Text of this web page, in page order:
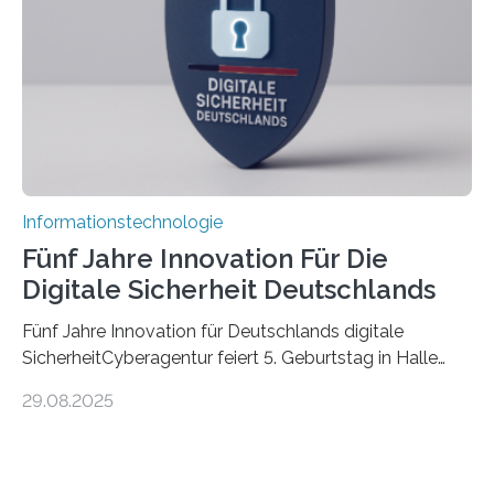
die mittels Sensoren ihre Umgebung erfassen,
Informationen verarbeiten und häufig auch mit…
Informationstechnologie
Fünf Jahre Innovation Für Die
Digitale Sicherheit Deutschlands
Fünf Jahre Innovation für Deutschlands digitale
SicherheitCyberagentur feiert 5. Geburtstag in Halle
ErfolgeDie Agentur für Innovation in der
29.08.2025